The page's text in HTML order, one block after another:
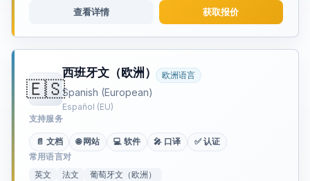
查看详情 获取报价
🇪🇸
西班牙文（欧洲） 欧洲语言
Spanish (European)
Español (EU)
支持服务
📄 文档 🌐 网站 💻 软件 🎤 口译 ✅ 认证
常用语言对
英文
法文 葡萄牙文（欧洲）